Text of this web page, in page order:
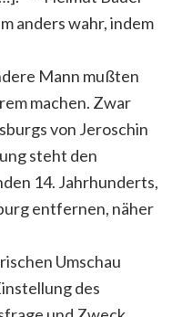
anders wahr, indem
Mann mußten
machen. Zwar
von Jeroschin
steht den
14. Jahrhunderts,
entfernen, näher
Umschau
des